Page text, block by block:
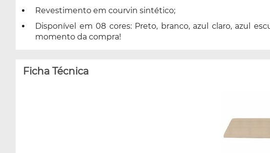
Revestimento em courvin sintético;
Disponível em 08 cores: Preto, branco, azul claro, azul
momento da compra!
Ficha Técnica